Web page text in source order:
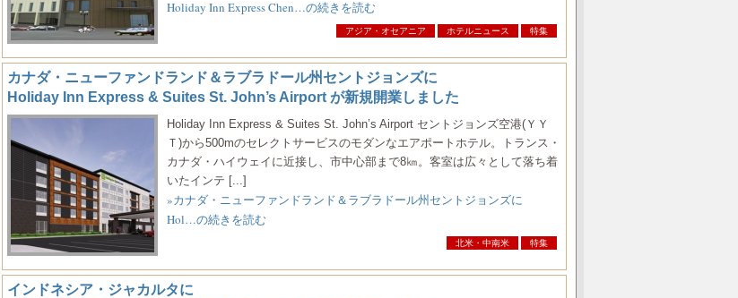
Holiday Inn Express Chen…の続きを読む
アジア・オセアニア ホテルニュース 特集
カナダ・ニューファンドランド＆ラブラドール州セントジョンズに
Holiday Inn Express & Suites St. John’s Airport が新規開業しました
Holiday Inn Express & Suites St. John’s Airport セントジョンズ空港(ＹＹ
Ｔ)から500mのセレクトサービスのモダンなエアポートホテル。トランス・
カナダ・ハイウェイに近接し、市中心部まで8㎞。客室は広々として落ち着
いたインテ [...]
»カナダ・ニューファンドランド＆ラブラドール州セントジョンズに
Hol…の続きを読む
北米・中南米 特集
インドネシア・ジャカルタに